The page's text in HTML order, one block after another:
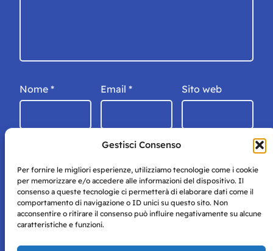
Gestisci Consenso
Per fornire le migliori esperienze, utilizziamo tecnologie come i cookie
per memorizzare e/o accedere alle informazioni del dispositivo. Il
consenso a queste tecnologie ci permetterà di elaborare dati come il
comportamento di navigazione o ID unici su questo sito. Non
acconsentire o ritirare il consenso può influire negativamente su alcune
caratteristiche e funzioni.
Nome * Email * Sito web